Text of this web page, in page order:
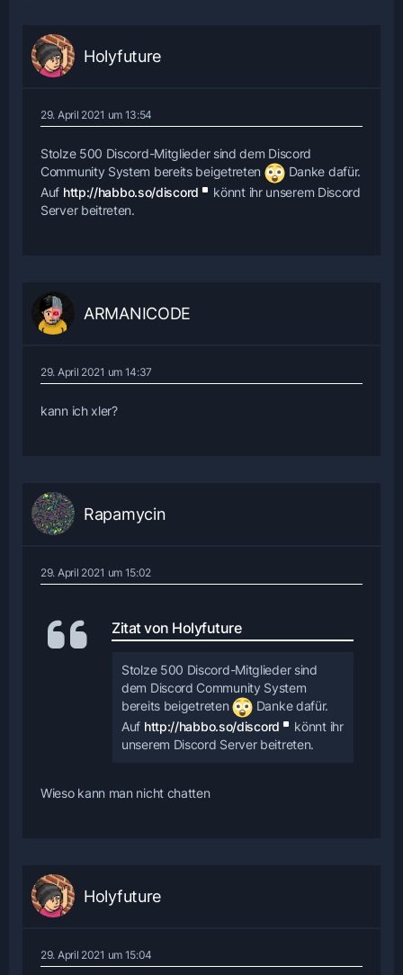
Holyfuture
29. April 2021 um 13:54
Stolze 500 Discord-Mitglieder sind dem Discord
Community System bereits beigetreten
Danke dafür.
Auf http://habbo.so/discord
könnt ihr unserem Discord
Server beitreten.
ARMANICODE
29. April 2021 um 14:37
kann ich xler?
Rapamycin
29. April 2021 um 15:02
Zitat von Holyfuture
Stolze 500 Discord-Mitglieder sind
dem Discord Community System
bereits beigetreten
Danke dafür.
Auf http://habbo.so/discord
könnt ihr
unserem Discord Server beitreten.
Wieso kann man nicht chatten
Holyfuture
29. April 2021 um 15:04